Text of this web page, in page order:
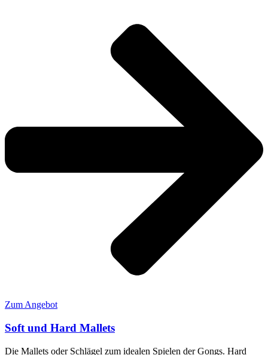
Zum Angebot
Soft und Hard Mallets
Die Mallets oder Schlägel zum idealen Spielen der Gongs. Hard